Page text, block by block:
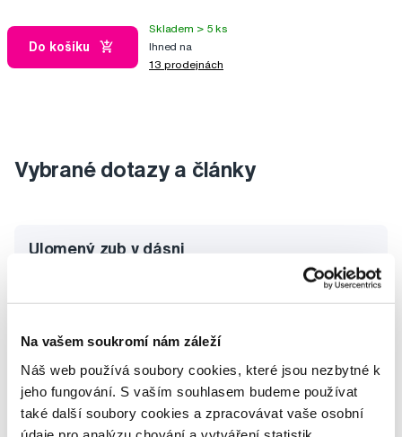
Na vašem soukromí nám záleží
Náš web používá soubory cookies, které jsou nezbytné k
jeho fungování. S vaším souhlasem budeme používat
také další soubory cookies a zpracovávat vaše osobní
Do košíku
Skladem > 5 ks
Ihned na
13 prodejnách
Vybrané dotazy a články
Ulomený zub v dásni
Neustálé záněty zubů
Petr